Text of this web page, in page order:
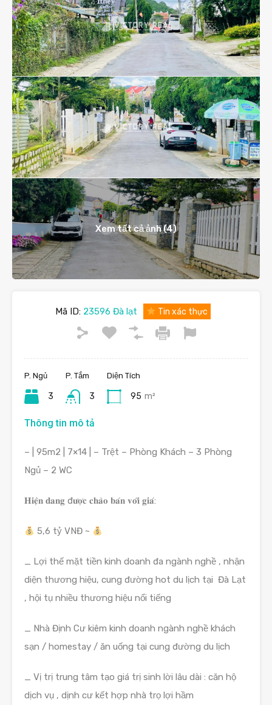
Xem tất cả ảnh (4)
Mã ID: 23596 Đà lạt Tin xác thực
P. Ngủ
3
P. Tắm
3
Diện Tích
95 m²
Thông tin mô tả
– | 95m2 | 7×14 | – Trệt – Phòng Khách – 3 Phòng
Ngủ – 2 WC
𝐇𝐢𝐞̣̂𝐧 𝐝𝐚𝐧𝐠 đ𝐮̛𝐨̛̣𝐜 𝐜𝐡𝐚̀𝐨 𝐛𝐚́𝐧 𝐯𝐨̛́𝐢 𝐠𝐢𝐚́:
5,6 tỷ VNĐ ~
_ Lợi thế mặt tiền kinh doanh đa ngành nghề , nhận
diện thương hiệu, cung đường hot du lịch tại Đà Lạt
, hội tụ nhiều thương hiệu nổi tiếng
_ Nhà Định Cư kiêm kinh doanh ngành nghề khách
sạn / homestay / ăn uống tại cung đường du lịch
_ Vị trị trung tâm tạo giá trị sinh lời lâu dài : căn hộ
dịch vụ , dịnh cư kết hợp nhà trọ lợi hầm